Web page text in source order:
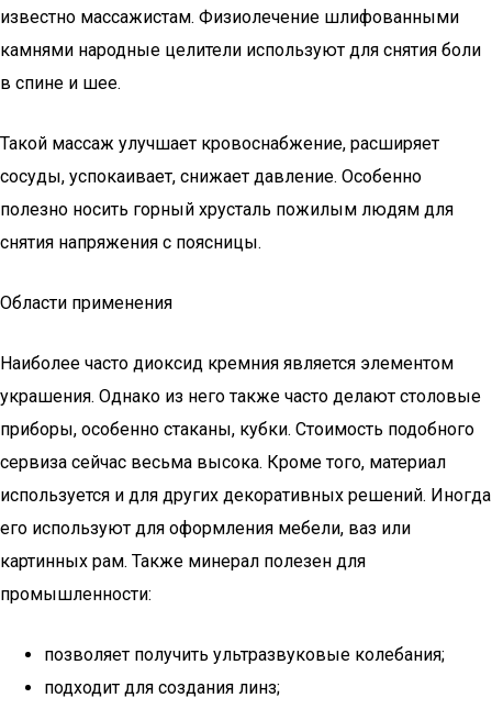
известно массажистам. Физиолечение шлифованными
камнями народные целители используют для снятия боли
в спине и шее.
Такой массаж улучшает кровоснабжение, расширяет
сосуды, успокаивает, снижает давление. Особенно
полезно носить горный хрусталь пожилым людям для
снятия напряжения с поясницы.
Области применения
Наиболее часто диоксид кремния является элементом
украшения. Однако из него также часто делают столовые
приборы, особенно стаканы, кубки. Стоимость подобного
сервиза сейчас весьма высока. Кроме того, материал
используется и для других декоративных решений. Иногда
его используют для оформления мебели, ваз или
картинных рам. Также минерал полезен для
промышленности:
позволяет получить ультразвуковые колебания;
подходит для создания линз;